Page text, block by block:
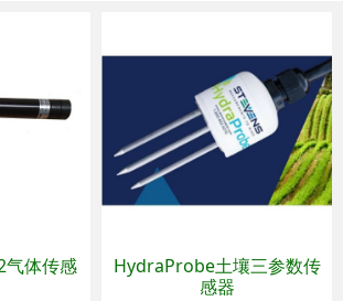
气体传感
HydraProbe土壤三参数传
感器